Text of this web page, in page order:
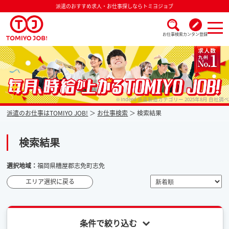
派遣のおすすめ求人・お仕事探しならトミヨジョブ
お仕事検索カンタン登録
派遣なら毎月時給が上がるトミヨジョブ ※Indeed 派遣製造カテゴリー 2025年8月 自社調べ
派遣のお仕事はTOMIYO JOB! お仕事検索 検索結果
検索結果
選択地域：福岡県糟屋郡志免町志免
エリア選択に戻る
条件で絞り込む